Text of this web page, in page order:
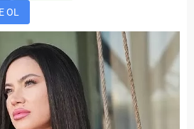
OL